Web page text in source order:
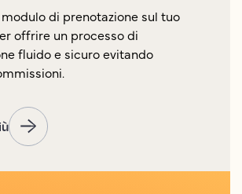
di prenotazione sul tuo
offrire un processo di
fluido e sicuro evitando